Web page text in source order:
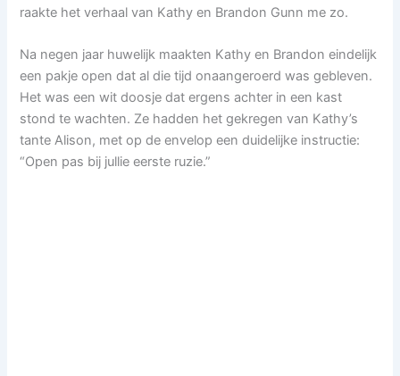
raakte het verhaal van Kathy en Brandon Gunn me zo.
Na negen jaar huwelijk maakten Kathy en Brandon eindelijk
een pakje open dat al die tijd onaangeroerd was gebleven.
Het was een wit doosje dat ergens achter in een kast
stond te wachten. Ze hadden het gekregen van Kathy’s
tante Alison, met op de envelop een duidelijke instructie:
“Open pas bij jullie eerste ruzie.”